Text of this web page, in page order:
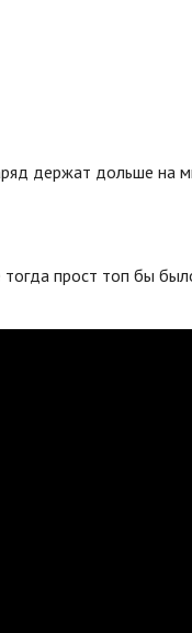
держат дольше на
прост топ бы